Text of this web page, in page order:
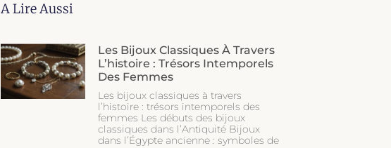
A Lire Aussi
Les Bijoux Classiques À Travers
L’histoire : Trésors Intemporels
Des Femmes
Les bijoux classiques à travers
l’histoire : trésors intemporels des
femmes Les débuts des bijoux
classiques dans l’Antiquité Bijoux
dans l’Égypte ancienne : symboles de